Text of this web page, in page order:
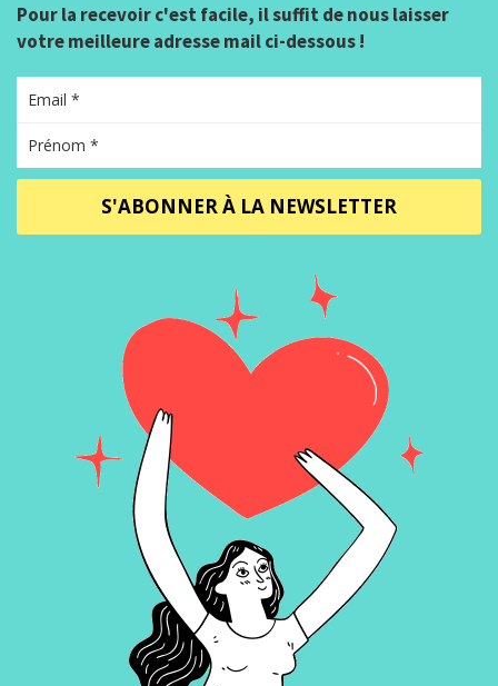
Pour la recevoir c'est facile, il suffit de nous laisser
votre meilleure adresse mail ci-dessous !
S'ABONNER À LA NEWSLETTER